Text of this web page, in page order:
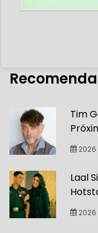
Tim
2026
Laal
2026